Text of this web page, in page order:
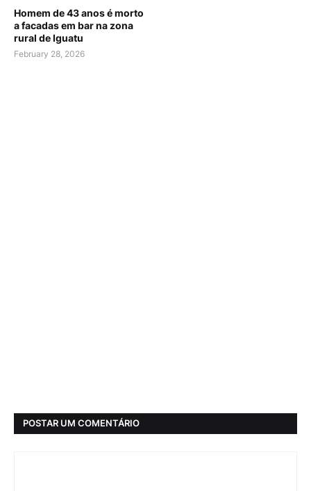
Homem de 43 anos é morto
a facadas em bar na zona
rural de Iguatu
February 28, 2026
POSTAR UM COMENTÁRIO